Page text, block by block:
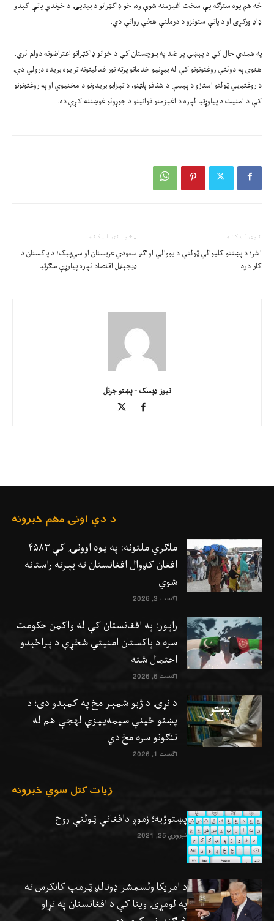
څه هم یوه سترګه یې سخت اغېزمنه شوې وه، خو ډاکټرانو د بینایۍ د خوندي پاتې کېدو
ډاډ ورکړی او د پاتې ستونزو د درملنې هڅې روانې دي.
په همدې حال کې د پېښې پر ضد په بلوچستان کې د ځوانو ډاکټرانو اعتراضونه دوام لري.
هغوی په دولتي روغتونونو کې له بیړنیو خدماتو پرته نور فعالیتونه تر یوه بریده درولي دي.
د روغتیايي ټولنو استازو د پېښې د شفافو پلټنو، د تېزابو بریدونو د مخنیوي او په روغتونونو
کې د امنیت د پیاوړتیا لپاره د اغېزمنو قوانینو د جوړولو غوښتنه کړې ده.
پخوانۍ ليکنه
سعودي عربستان او سي‌پيک؛ د پاکستان د
ډيجېټل اقتصاد لپاره پياوړې ملګرتيا
نوې ليکنه
اشر؛ د پښتنو کلیوالي ټولنې د یووالي او ګډ
کار دود
نیوز ډېسک - پښتو جرنل
د دې اونۍ مهم خبرونه
ملګري ملتونه: په یوه اوونۍ کې ۴۵۸۳
افغان کډوال افغانستان ته بېرته راستانه
شوي
اگست 3, 2026
راپور: په افغانستان کې له واکمن حکومت
سره د پاکستان امنیتي شخړې د پراخېدو
احتمال شته
اگست 6, 2026
د نړۍ د ژبو شمېر مخ په کمېدو دی؛ د
پښتو ځینې سیمه‌ییزې لهجې هم له
ننګونو سره مخ دي
اگست 1, 2026
زيات کتل سوي خبرونه
پښتوژبه؛ زموږ دافغاني ټولنې روح
فبروري 25, 2021
د امریکا ولسمشر ډونالډ ټرمپ کانګرس ته
په لومړۍ وینا کې د افغانستان په تړاو